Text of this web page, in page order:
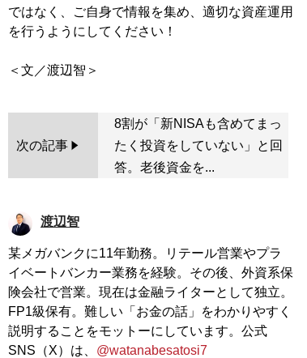
ではなく、ご自身で情報を集め、適切な資産運用
を行うようにしてください！
次の記事
8割が「新NISAも含めてまっ
たく投資をしていない」と回
答。老後資金を...
渡辺智
某メガバンクに11年勤務。リテール営業やプラ
イベートバンカー業務を経験。その後、外資系保
険会社で営業。現在は金融ライターとして独立。
FP1級保有。難しい「お金の話」をわかりやすく
説明することをモットーにしています。公式
SNS（X）は、 @watanabesatosi7